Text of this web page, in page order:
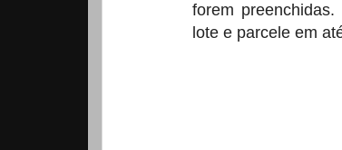
forem
lote e parcele em